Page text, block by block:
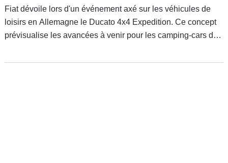
Marques
Fiat dévoile lors d'un événement axé sur les véhicules de
loisirs en Allemagne le Ducato 4x4 Expedition. Ce concept
prévisualise les avancées à venir pour les camping-cars de
chevaux.